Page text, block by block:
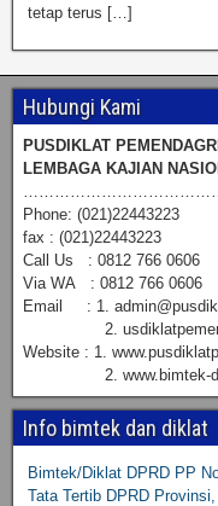
tetap terus […]
Hubungi Kami
PUSDIKLAT
LEMBAGA KAJIAN
Phone: (021)22443223
fax : (021)22443223
Call Us : 0812 766 0606
Via WA : 0812 766 0606
Email : 1.
2.
Website : 1.
2. www.bimtek-
Info bimtek dan diklat
Bimtek/Diklat DPRD PP
Tata Tertib DPRD